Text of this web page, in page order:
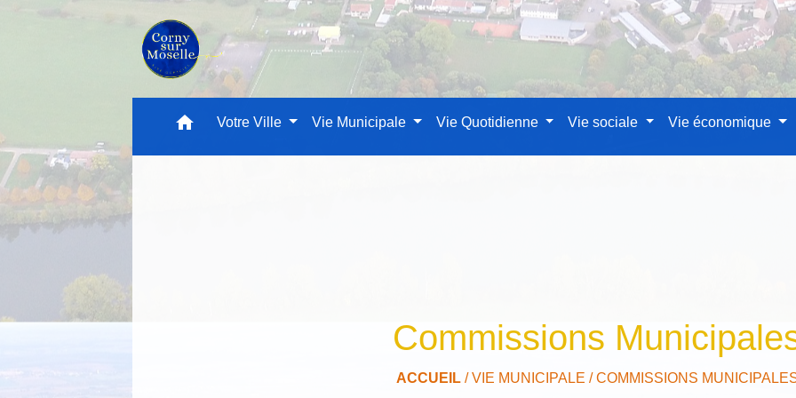
home Votre Ville Vie Municipale Vie Quotidienne Vie sociale Vie économique
Commissions
ACCUEIL/VIE MUNICIPALE /COMMISSIONS